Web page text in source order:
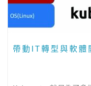
帶動IT轉型與軟